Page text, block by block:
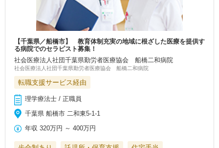
【千葉県／船橋市】 教育体制充実の地域に根ざした医療を提供す
る病院でのセラピスト募集！
社会医療法人社団千葉県勤労者医療協会 船橋二和病院
社会医療法人社団千葉県勤労者医療協会 船橋二和病院
転職支援サービス経由
理学療法士 / 正職員
千葉県 船橋市 二和東5-1-1
年収 320万円 ～400万円